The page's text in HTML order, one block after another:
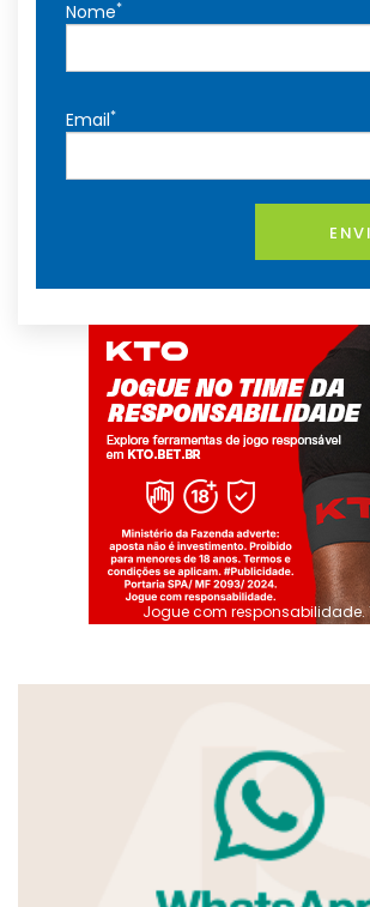
Nome*
Email*
Jogue com responsabilidade.